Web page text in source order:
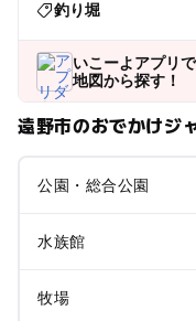
釣り堀
いこーよアプリで
地図から探す！
遠野市のおでかけジ
公園・総合公園
水族館
牧場